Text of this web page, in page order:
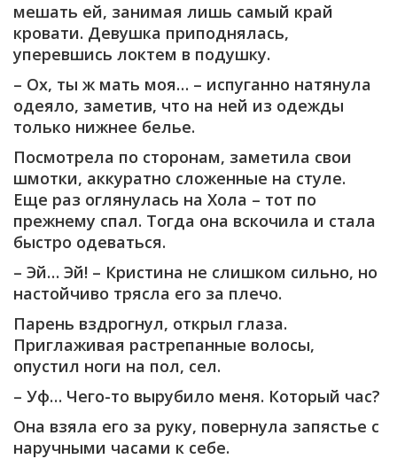
мешать ей, занимая лишь самый край
кровати. Девушка приподнялась,
уперевшись локтем в подушку.
– Ох, ты ж мать моя… – испуганно натянула
одеяло, заметив, что на ней из одежды
только нижнее белье.
Посмотрела по сторонам, заметила свои
шмотки, аккуратно сложенные на стуле.
Еще раз оглянулась на Хола – тот по
прежнему спал. Тогда она вскочила и стала
быстро одеваться.
– Эй… Эй! – Кристина не слишком сильно, но
настойчиво трясла его за плечо.
Парень вздрогнул, открыл глаза.
Приглаживая растрепанные волосы,
опустил ноги на пол, сел.
– Уф… Чего-то вырубило меня. Который час?
Она взяла его за руку, повернула запястье с
наручными часами к себе.